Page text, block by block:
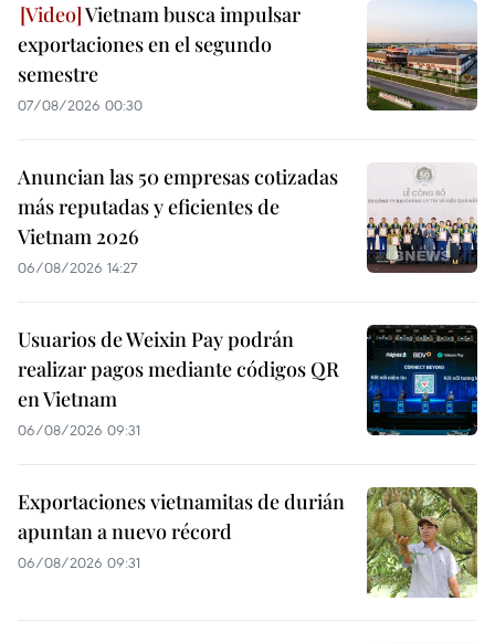
Vietnam busca impulsar
exportaciones en el segundo
semestre
07/08/2026 00:30
Anuncian las 50 empresas cotizadas
más reputadas y eficientes de
Vietnam 2026
06/08/2026 14:27
Usuarios de Weixin Pay podrán
realizar pagos mediante códigos QR
en Vietnam
06/08/2026 09:31
Exportaciones vietnamitas de durián
apuntan a nuevo récord
06/08/2026 09:31